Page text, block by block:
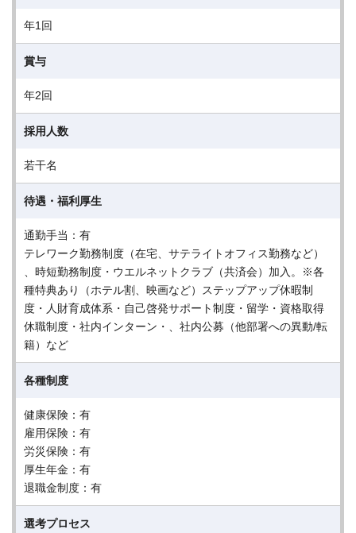
年1回
賞与
年2回
採用人数
若干名
待遇・福利厚生
通勤手当：有
テレワーク勤務制度（在宅、サテライトオフィス勤務など）
、時短勤務制度・ウエルネットクラブ（共済会）加入。※各
種特典あり（ホテル割、映画など）ステップアップ休暇制
度・人財育成体系・自己啓発サポート制度・留学・資格取得
休職制度・社内インターン・、社内公募（他部署への異動/転
籍）など
各種制度
健康保険：有
雇用保険：有
労災保険：有
厚生年金：有
退職金制度：有
選考プロセス